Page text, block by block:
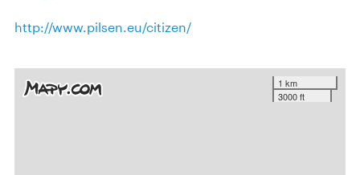
http://www.pilsen.eu/citizen/
1 km
3000 ft